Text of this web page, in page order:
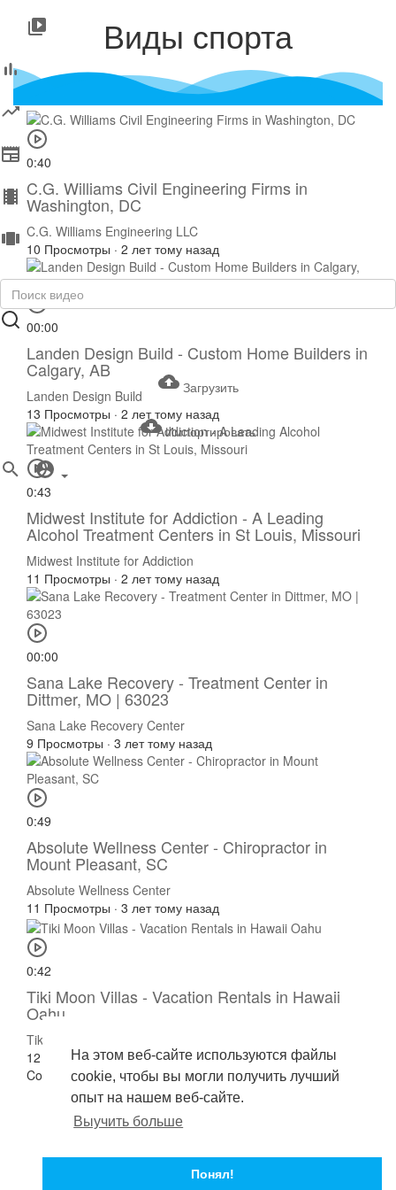
На этом веб-сайте используются файлы
cookie, чтобы вы могли получить лучший
опыт на нашем веб-сайте.
Выучить больше
Понял!
Загрузить
Импортировать
Виды спорта
0:40
C.G. Williams Civil Engineering Firms in
Washington, DC
C.G. Williams Engineering LLC
10 Просмотры · 2 лет тому назад
00:00
Landen Design Build - Custom Home Builders in
Calgary, AB
Landen Design Build
13 Просмотры · 2 лет тому назад
0:43
Midwest Institute for Addiction - A Leading
Alcohol Treatment Centers in St Louis, Missouri
Midwest Institute for Addiction
11 Просмотры · 2 лет тому назад
00:00
Sana Lake Recovery - Treatment Center in
Dittmer, MO | 63023
Sana Lake Recovery Center
9 Просмотры · 3 лет тому назад
0:49
Absolute Wellness Center - Chiropractor in
Mount Pleasant, SC
Absolute Wellness Center
11 Просмотры · 3 лет тому назад
0:42
Tiki Moon Villas - Vacation Rentals in Hawaii
Oahu
Tiki Moon Villas
12 Просмотры · 3 лет тому назад
Copyright © 2026 . Все права защищены.
Условия эксплуатации
О нас
RSS